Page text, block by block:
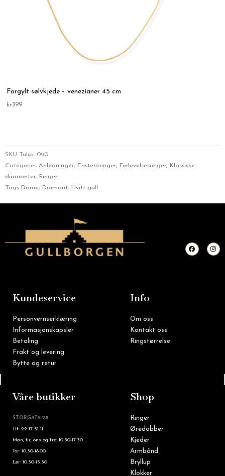
Forgylt sølvkjede – venezianer 45 cm
kr399
SKU
Tulip_090
Categories Anledninger, Enstensringer, Forlovelsesringer, Klassiske
diamanter, Ringer
Tags Dame, Diamant, Hvitt gull
F
a
c
I
n
s
Kundeservice
Personvernserklæring
Informasjonskapsler
Betaling
Frakt og levering
Bytte og retur
Info
Om oss
Kontakt oss
Ringstørrelse
Våre butikker
STORGATA 28
Tlf: 22 17 51 11
Man, tir, ons og fre: 10.30-17.30
Tor: 10.30-18.00
Lør: 10.30-15.30
Shop
Ringer
Øredobber
Kjeder
Armbånd
Bryllup
Klokker